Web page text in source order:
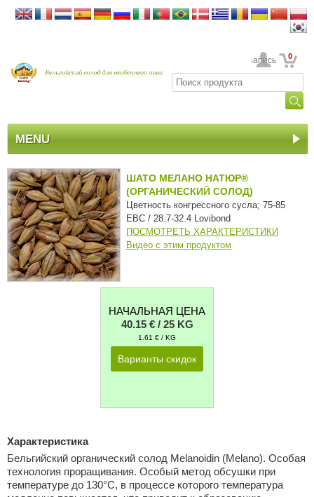
Ваша учетная запись 0
MENU
ШАТО МЕЛАНО НАТЮР®
(ОРГАНИЧЕСКИЙ СОЛОД)
Цветность конгрессного сусла; 75-85
EBC / 28.7-32.4 Lovibond
ПОСМОТРЕТЬ ХАРАКТЕРИСТИКИ
Видео с этим продуктом
НАЧАЛЬНАЯ ЦЕНА
40.15 € / 25 KG
1.61 € / KG
Варианты скидок
Характеристика
Бельгийский органический солод Melanoidin (Melano). Особая
технология проращивания. Особый метод обсушки при
температуре до 130°C, в процессе которого температура